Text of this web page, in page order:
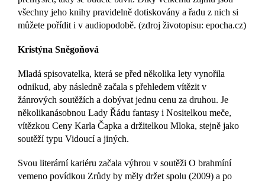
všechny jeho knihy pravidelně dotiskovány a řadu z nich si
můžete pořídit i v audiopodobě. (zdroj životopisu: epocha.cz)
Kristýna Sněgoňová
Mladá spisovatelka, která se před několika lety vynořila
odnikud, aby následně začala s přehledem vítězit v
žánrových soutěžích a dobývat jednu cenu za druhou. Je
několikanásobnou Lady Řádu fantasy i Nositelkou meče,
vítězkou Ceny Karla Čapka a držitelkou Mloka, stejně jako
soutěží typu Vidoucí a jiných.
Svou literární kariéru začala výhrou v soutěži O brahmíní
vemeno povídkou Zrůdy by měly držet spolu (2009) a po